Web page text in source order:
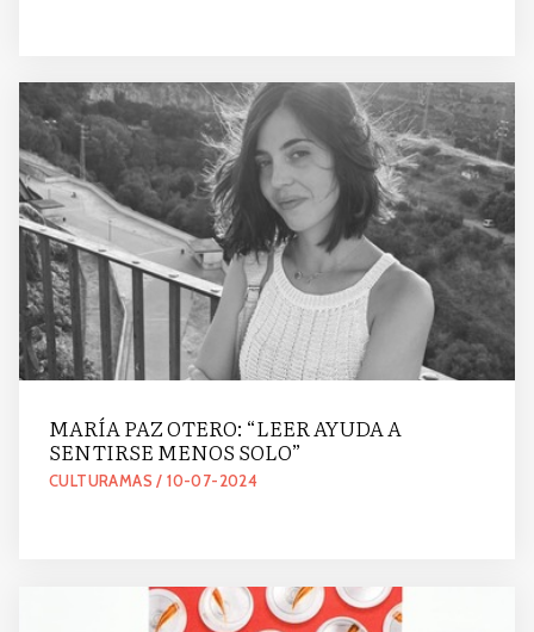
MARÍA PAZ OTERO: “LEER AYUDA A
SENTIRSE MENOS SOLO”
CULTURAMAS / 10-07-2024